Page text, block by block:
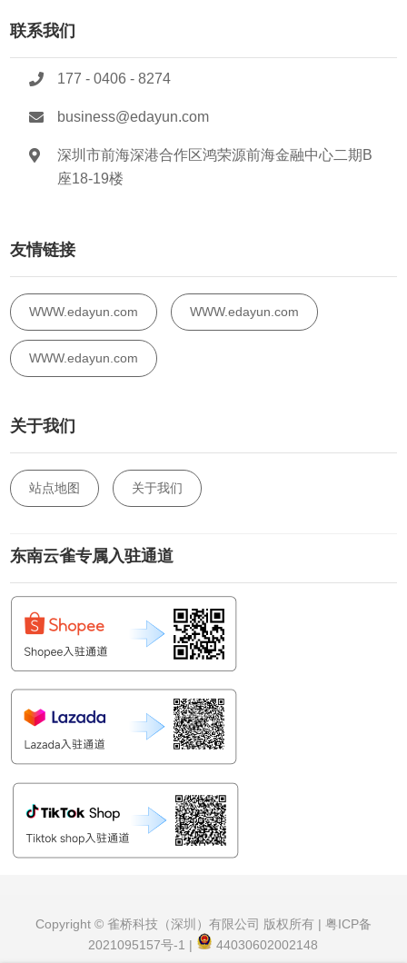
联系我们
177 - 0406 - 8274
business@edayun.com
深圳市前海深港合作区鸿荣源前海金融中心二期B
座18-19楼
友情链接
WWW.edayun.com WWW.edayun.com
WWW.edayun.com
关于我们
站点地图 关于我们
东南云雀专属入驻通道
Copyright © 雀桥科技（深圳）有限公司 版权所有 | 粤ICP备
2021095157号-1 | 44030602002148